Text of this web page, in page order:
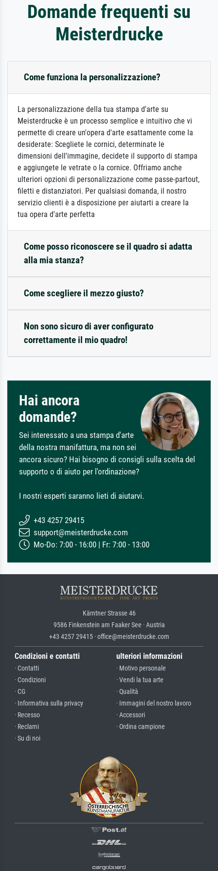
Domande frequenti su
Meisterdrucke
Come funziona la personalizzazione?
La personalizzazione della tua stampa d'arte su
Meisterdrucke è un processo semplice e intuitivo che vi
permette di creare un'opera d'arte esattamente come la
desiderate: Scegliete le cornici, determinate le
dimensioni dell'immagine, decidete il supporto di stampa
e aggiungete le vetrate o la cornice. Offriamo anche
ulteriori opzioni di personalizzazione come passe-partout,
filetti e distanziatori. Per qualsiasi domanda, il nostro
servizio clienti è a disposizione per aiutarti a creare la
tua opera d'arte perfetta
Come posso riconoscere se il quadro si adatta
alla mia stanza?
Come scegliere il mezzo giusto?
Non sono sicuro di aver configurato
correttamente il mio quadro!
Hai ancora
domande?
Sei interessato a una stampa d'arte
della nostra manifattura, ma non sei
ancora sicuro? Hai bisogno di consigli sulla scelta del
supporto o di aiuto per l'ordinazione?
I nostri esperti saranno lieti di aiutarvi.
+43 4257 29415
support@meisterdrucke.com
Mo-Do: 7:00 - 16:00 | Fr: 7:00 - 13:00
Kärntner Strasse 46
9586 Finkenstein am Faaker See · Austria
+43 4257 29415 · office@meisterdrucke.com
Condizioni e contatti
· Contatti
· Condizioni
· CG
· Informativa sulla privacy
· Recesso
· Reclami
· Su di noi
ulteriori informazioni
· Motivo personale
· Vendi la tua arte
· Qualità
· Immagini del nostro lavoro
· Accessori
· Ordina campione